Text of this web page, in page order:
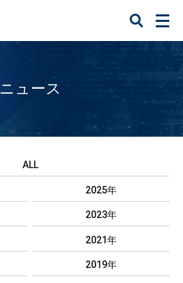
ニュース
ALL
2025年
2023年
2021年
2019年